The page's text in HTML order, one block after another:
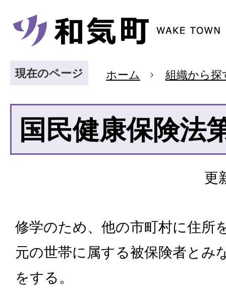
現在のページ ホーム 組織から探
国民健康保険法
更
修学のため、他の市町村に住所
元の世帯に属する被保険者とみ
をする。